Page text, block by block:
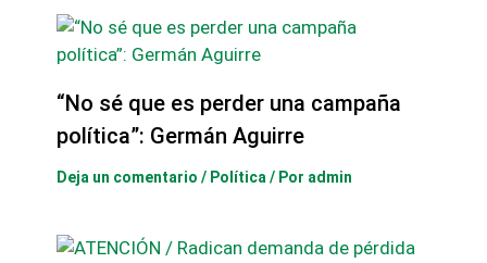
“No sé que es perder una campaña
política”: Germán Aguirre
Deja un comentario / Política / Por admin